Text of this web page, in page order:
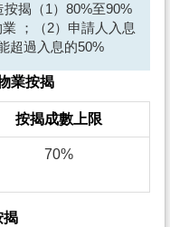
揭（1）80%至90%
；（2）申請人入息
超過入息的50%
業按揭
按揭成數上限
70%
揭